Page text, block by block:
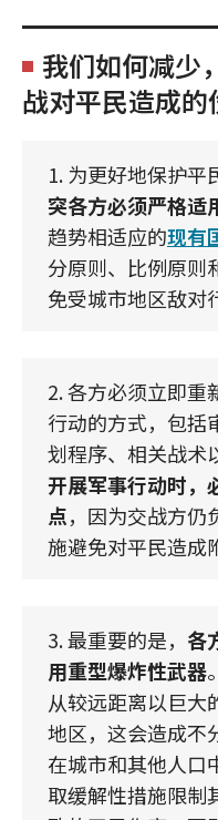
我们如何减少
战对平民造成的
1. 为更好地保护平
突各方必须严格适
趋势相适应的现有
分原则、比例原则
免受城市地区敌对
2. 各方必须立即重
行动的方式，包括
划程序、相关战术
开展军事行动时，
点，因为交战方仍
施避免对平民造成
3. 最重要的是， 各
用重型爆炸性武器
从较远距离以巨大
地区，这会造成不
在城市和其他人口
取缓解性措施限制